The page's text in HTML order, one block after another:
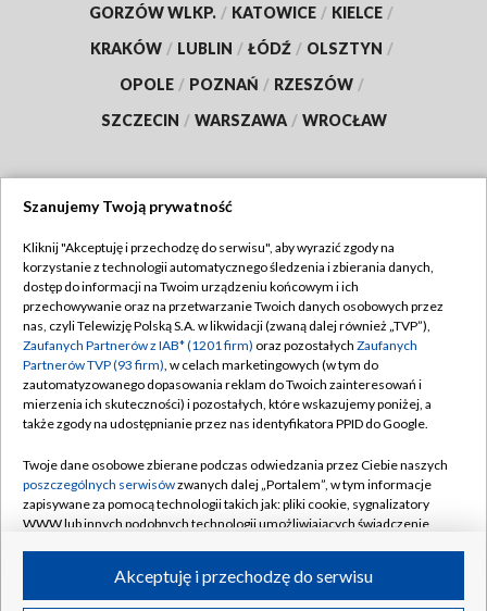
GORZÓW WLKP. / KATOWICE / KIELCE /
KRAKÓW / LUBLIN / ŁÓDŹ / OLSZTYN /
OPOLE / POZNAŃ / RZESZÓW /
SZCZECIN / WARSZAWA / WROCŁAW
TVP
Abonament TVP
Emisja w TVP
Centrum informacji TVP
Naziemna Telewizja Cyfrowa
Rada Programowa
System NOS
Informacje o nadawcy
Program dla prasy
Regulamin TVP
Polityka prywatności
Moje zgody
Pomoc
Kontakt
Kanały
Szanujemy Twoją prywatność
Kliknij "Akceptuję i przechodzę do serwisu", aby wyrazić zgody na
korzystanie z technologii automatycznego śledzenia i zbierania danych,
dostęp do informacji na Twoim urządzeniu końcowym i ich
przechowywanie oraz na przetwarzanie Twoich danych osobowych przez
nas, czyli Telewizję Polską S.A. w likwidacji (zwaną dalej również „TVP”),
Zaufanych Partnerów z IAB* (1201 firm) oraz pozostałych Zaufanych
Partnerów TVP (93 firm), w celach marketingowych (w tym do
zautomatyzowanego dopasowania reklam do Twoich zainteresowań i
mierzenia ich skuteczności) i pozostałych, które wskazujemy poniżej, a
także zgody na udostępnianie przez nas identyfikatora PPID do Google.
Twoje dane osobowe zbierane podczas odwiedzania przez Ciebie naszych
poszczególnych serwisówzwanych dalej „Portalem”, w tym informacje
zapisywane za pomocą technologii takich jak: pliki cookie, sygnalizatory
WWW lub innych podobnych technologii umożliwiających świadczenie
ruchu w Internecie.Akceptuję i przechodzę do serwisu